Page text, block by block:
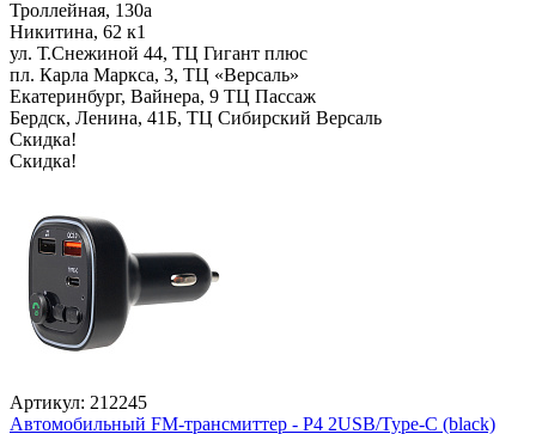
Троллейная, 130а
Никитина, 62 к1
ул. Т.Снежиной 44, ТЦ Гигант плюс
пл. Карла Маркса, 3, ТЦ «Версаль»
Екатеринбург, Вайнера, 9 ТЦ Пассаж
Бердск, Ленина, 41Б, ТЦ Сибирский Версаль
Скидка!
Скидка!
Артикул: 212245
Автомобильный FM-трансмиттер - P4 2USB/Type-C (black)